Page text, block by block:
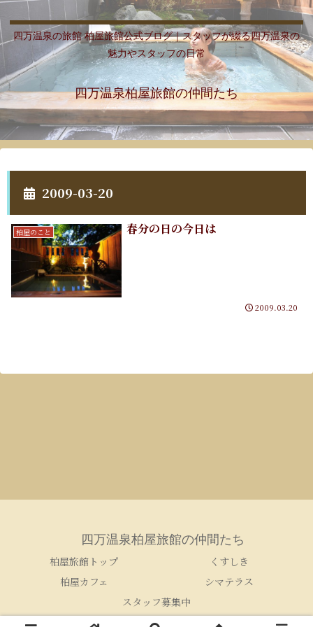
四万温泉の旅館 柏屋旅館公式ブログ｜スタッフが綴る四万温泉の
魅力やスタッフの日常
四万温泉柏屋旅館の仲間たち
2009-03-20
柏屋のこと 春分の日の今日は
2009.03.20
四万温泉柏屋旅館の仲間たち
柏屋旅館トップ
くすしき
柏屋カフェ
シマテラス
スタッフ募集中